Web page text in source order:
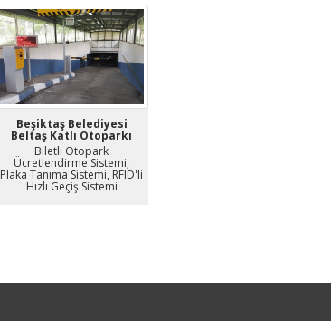
Beşiktaş Belediyesi
Beltaş Katlı Otoparkı
Biletli Otopark
Ücretlendirme Sistemi,
Plaka Tanıma Sistemi, RFID'li
Hızlı Geçiş Sistemi